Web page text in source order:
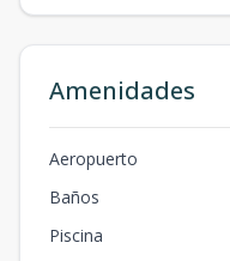
Amenidades
Aeropuerto
Baños
Piscina